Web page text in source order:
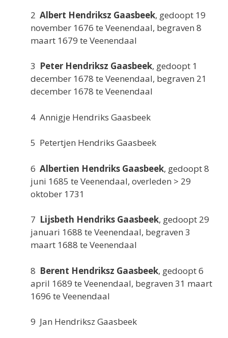
2 Albert Hendriksz Gaasbeek, gedoopt 19
november 1676 te Veenendaal, begraven 8
maart 1679 te Veenendaal
3 Peter Hendriksz Gaasbeek, gedoopt 1
december 1678 te Veenendaal, begraven 21
december 1678 te Veenendaal
4 Annigje Hendriks Gaasbeek
5 Petertjen Hendriks Gaasbeek
6 Albertien Hendriks Gaasbeek, gedoopt 8
juni 1685 te Veenendaal, overleden > 29
oktober 1731
7 Lijsbeth Hendriks Gaasbeek, gedoopt 29
januari 1688 te Veenendaal, begraven 3
maart 1688 te Veenendaal
8 Berent Hendriksz Gaasbeek, gedoopt 6
april 1689 te Veenendaal, begraven 31 maart
1696 te Veenendaal
9 Jan Hendriksz Gaasbeek